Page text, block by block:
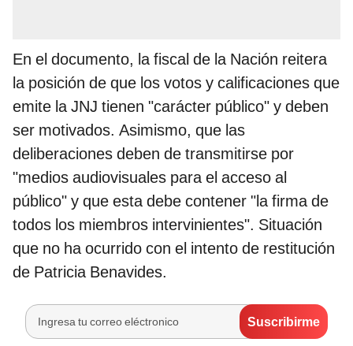
En el documento, la fiscal de la Nación reitera
la posición de que los votos y calificaciones que
emite la JNJ tienen "carácter público" y deben
ser motivados. Asimismo, que las
deliberaciones deben de transmitirse por
"medios audiovisuales para el acceso al
público" y que esta debe contener "la firma de
todos los miembros intervinientes". Situación
que no ha ocurrido con el intento de restitución
de Patricia Benavides.